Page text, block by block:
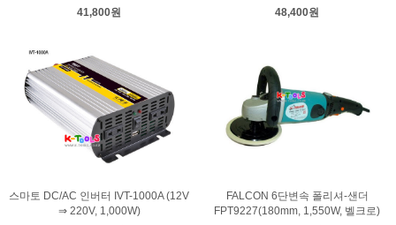
41,800원
48,400원
스마토 DC/AC 인버터 IVT-1000A (12V
⇒ 220V, 1,000W)
FALCON 6단변속 폴리셔-샌더
FPT9227(180mm, 1,550W, 벨크로)